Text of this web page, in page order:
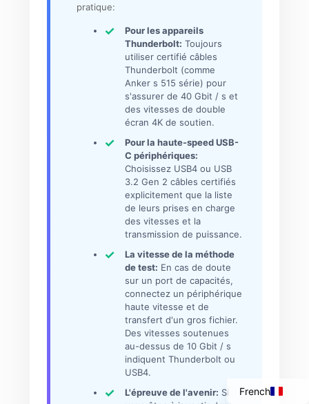
pratique:
Pour les appareils
Thunderbolt: Toujours
utiliser certifié câbles
Thunderbolt (comme
Anker s 515 série) pour
s'assurer de 40 Gbit / s et
des vitesses de double
écran 4K de soutien.
Pour la haute-speed USB-
C périphériques:
Choisissez USB4 ou USB
3.2 Gen 2 câbles certifiés
explicitement que la liste
de leurs prises en charge
des vitesses et la
transmission de puissance.
La vitesse de la méthode
de test: En cas de doute
sur un port de capacités,
connectez un périphérique
haute vitesse et de
transfert d'un gros fichier.
Des vitesses soutenues
au-dessus de 10 Gbit / s
indiquent Thunderbolt ou
USB4.
L'épreuve de l'avenir: Si
French
Italian